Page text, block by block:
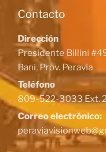
Contacto
Dirección
Presidente Billini
Baní, Prov. Peravia
Teléfono
809-522-3033 Ext.
Correo electrónico: